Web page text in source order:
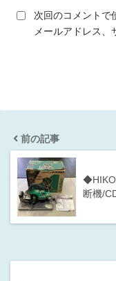
次回のコメントで
メールアドレス、
前の記事
断機/